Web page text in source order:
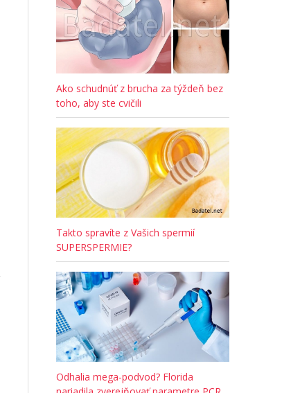
Ako schudnúť z brucha za týždeň bez
toho, aby ste cvičili
Takto spravíte z Vašich spermií
SUPERSPERMIE?
Odhalia mega-podvod? Florida